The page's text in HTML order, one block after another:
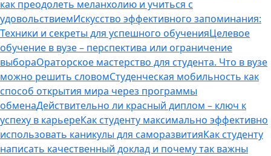
как преодолеть меланхолию и учиться с
удовольствиемИскусство эффективного запоминания:
Техники и секреты для успешного обученияЦелевое
обучение в вузе – перспектива или ограничение
выбораОраторское мастерство для студента. Что в вузе
можно решить словомСтуденческая мобильность как
способ открытия мира через программы
обменаДействительно ли красный диплом – ключ к
успеху в карьереКак студенту максимально эффективно
использовать каникулы для саморазвитияКак студенту
написать качественный доклад и почему так важны